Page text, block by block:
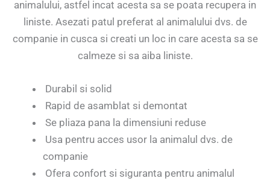
animalului, astfel incat acesta sa se poata recupera in
liniste. Asezati patul preferat al animalului dvs. de
companie in cusca si creati un loc in care acesta sa se
calmeze si sa aiba liniste.
Durabil si solid
Rapid de asamblat si demontat
Se pliaza pana la dimensiuni reduse
Usa pentru acces usor la animalul dvs. de
companie
Ofera confort si siguranta pentru animalul